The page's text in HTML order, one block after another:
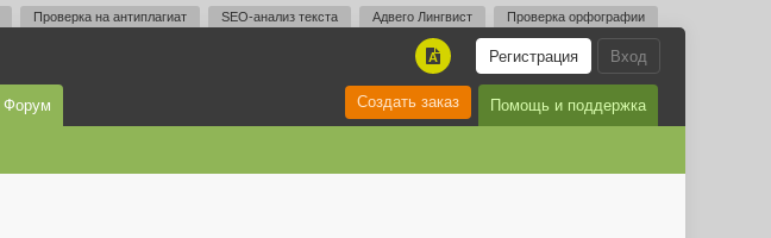
Проверка на антиплагиат SEO-анализ текста Адвего Лингвист Проверка орфографии
Вход
Регистрация
A
Форум Помощь и поддержка
Создать заказ